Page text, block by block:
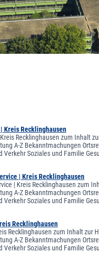
Kreis Recklinghausen
Recklinghausen zum Inhalt
A-Z Bekanntmachungen
Soziales und Familie
| Kreis Recklinghausen
| Kreis Recklinghausen zum
A-Z Bekanntmachungen
Soziales und Familie
Recklinghausen
Recklinghausen zum Inhalt
A-Z Bekanntmachungen
Soziales und Familie